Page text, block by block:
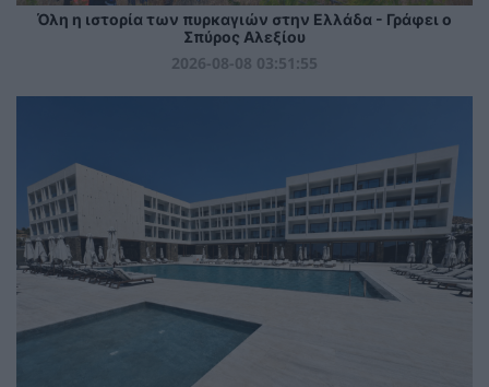
Όλη η ιστορία των πυρκαγιών στην Ελλάδα - Γράφει ο
Σπύρος Αλεξίου
2026-08-08 03:51:55